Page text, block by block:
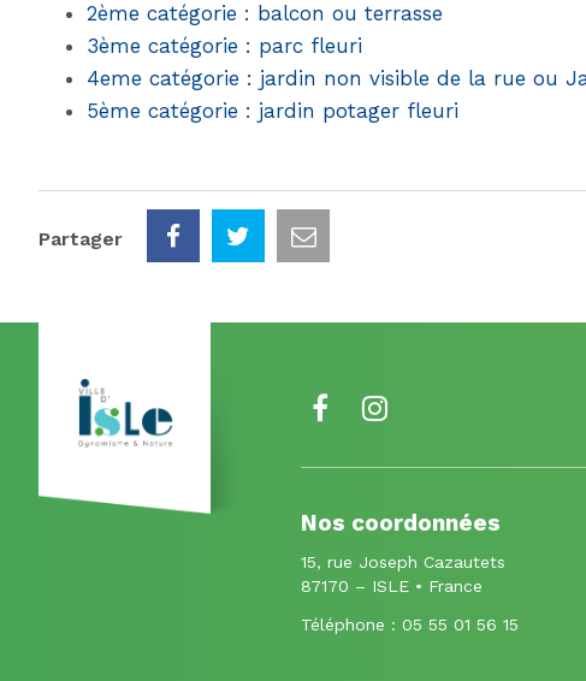
2ème catégorie : balcon ou terrasse
3ème catégorie : parc fleuri
4eme catégorie : jardin non visible de la rue ou
5ème catégorie : jardin potager fleuri
Partager
Lien
compte
Facebook
compte
Instagram
Nos coordonnées
15, rue Joseph Cazautets
87170 – ISLE • France
Téléphone :05 55 01 56 15